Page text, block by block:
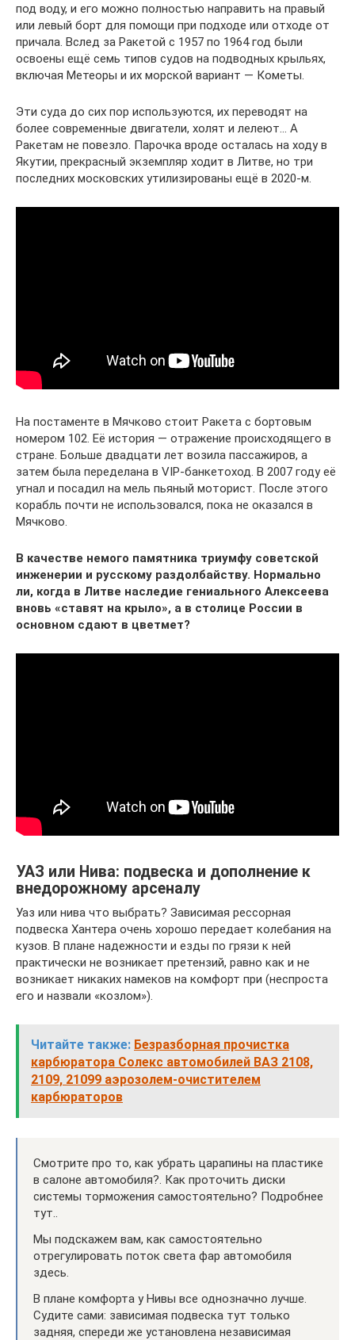
под воду, и его можно полностью направить на правый
или левый борт для помощи при подходе или отходе от
причала. Вслед за Ракетой с 1957 по 1964 год были
освоены ещё семь типов судов на подводных крыльях,
включая Метеоры и их морской вариант ― Кометы.
Эти суда до сих пор используются, их переводят на
более современные двигатели, холят и лелеют… А
Ракетам не повезло. Парочка вроде осталась на ходу в
Якутии, прекрасный экземпляр ходит в Литве, но три
последних московских утилизированы ещё в 2020-м.
На постаменте в Мячково стоит Ракета с бортовым
номером 102. Её история ― отражение происходящего в
стране. Больше двадцати лет возила пассажиров, а
затем была переделана в VIP-банкетоход. В 2007 году её
угнал и посадил на мель пьяный моторист. После этого
корабль почти не использовался, пока не оказался в
Мячково.
В качестве немого памятника триумфу советской
инженерии и русскому раздолбайству. Нормально
ли, когда в Литве наследие гениального Алексеева
вновь «ставят на крыло», а в столице России в
основном сдают в цветмет?
УАЗ или Нива: подвеска и дополнение к
внедорожному арсеналу
Уаз или нива что выбрать? Зависимая рессорная
подвеска Хантера очень хорошо передает колебания на
кузов. В плане надежности и езды по грязи к ней
практически не возникает претензий, равно как и не
возникает никаких намеков на комфорт при (неспроста
его и назвали «козлом»).
Читайте также: Безразборная прочистка
карбюратора Солекс автомобилей ВАЗ 2108,
2109, 21099 аэрозолем-очистителем
карбюраторов
Смотрите про то, как убрать царапины на пластике
в салоне автомобиля?. Как проточить диски
системы торможения самостоятельно? Подробнее
тут..
Мы подскажем вам, как самостоятельно
отрегулировать поток света фар автомобиля
здесь.
В плане комфорта у Нивы все однозначно лучше.
Судите сами: зависимая подвеска тут только
задняя, спереди же установлена независимая